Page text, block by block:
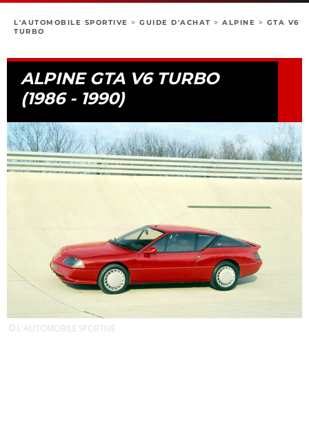
L'AUTOMOBILE SPORTIVE > GUIDE D'ACHAT > ALPINE > GTA V6
TURBO
ALPINE GTA V6 TURBO
(1986 - 1990)
© L'AUTOMOBILE SPORTIVE